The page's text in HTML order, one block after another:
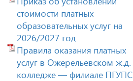
стоимости платных
образовательных услуг на
2026/2027 год
Правила оказания платных
услуг в Ожерельевском ж.д.
колледже — филиале ПГУПС